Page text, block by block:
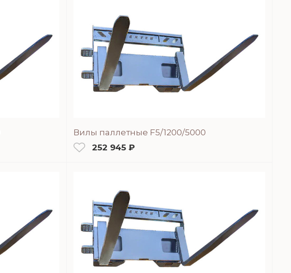
Вилы паллетные F5/1200/5000
252 945 ₽